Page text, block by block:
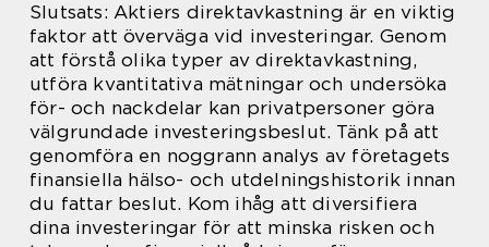
Slutsats: Aktiers direktavkastning är en viktig
faktor att överväga vid investeringar. Genom
att förstå olika typer av direktavkastning,
utföra kvantitativa mätningar och undersöka
för- och nackdelar kan privatpersoner göra
välgrundade investeringsbeslut. Tänk på att
genomföra en noggrann analys av företagets
finansiella hälso- och utdelningshistorik innan
du fattar beslut. Kom ihåg att diversifiera
dina investeringar för att minska risken och